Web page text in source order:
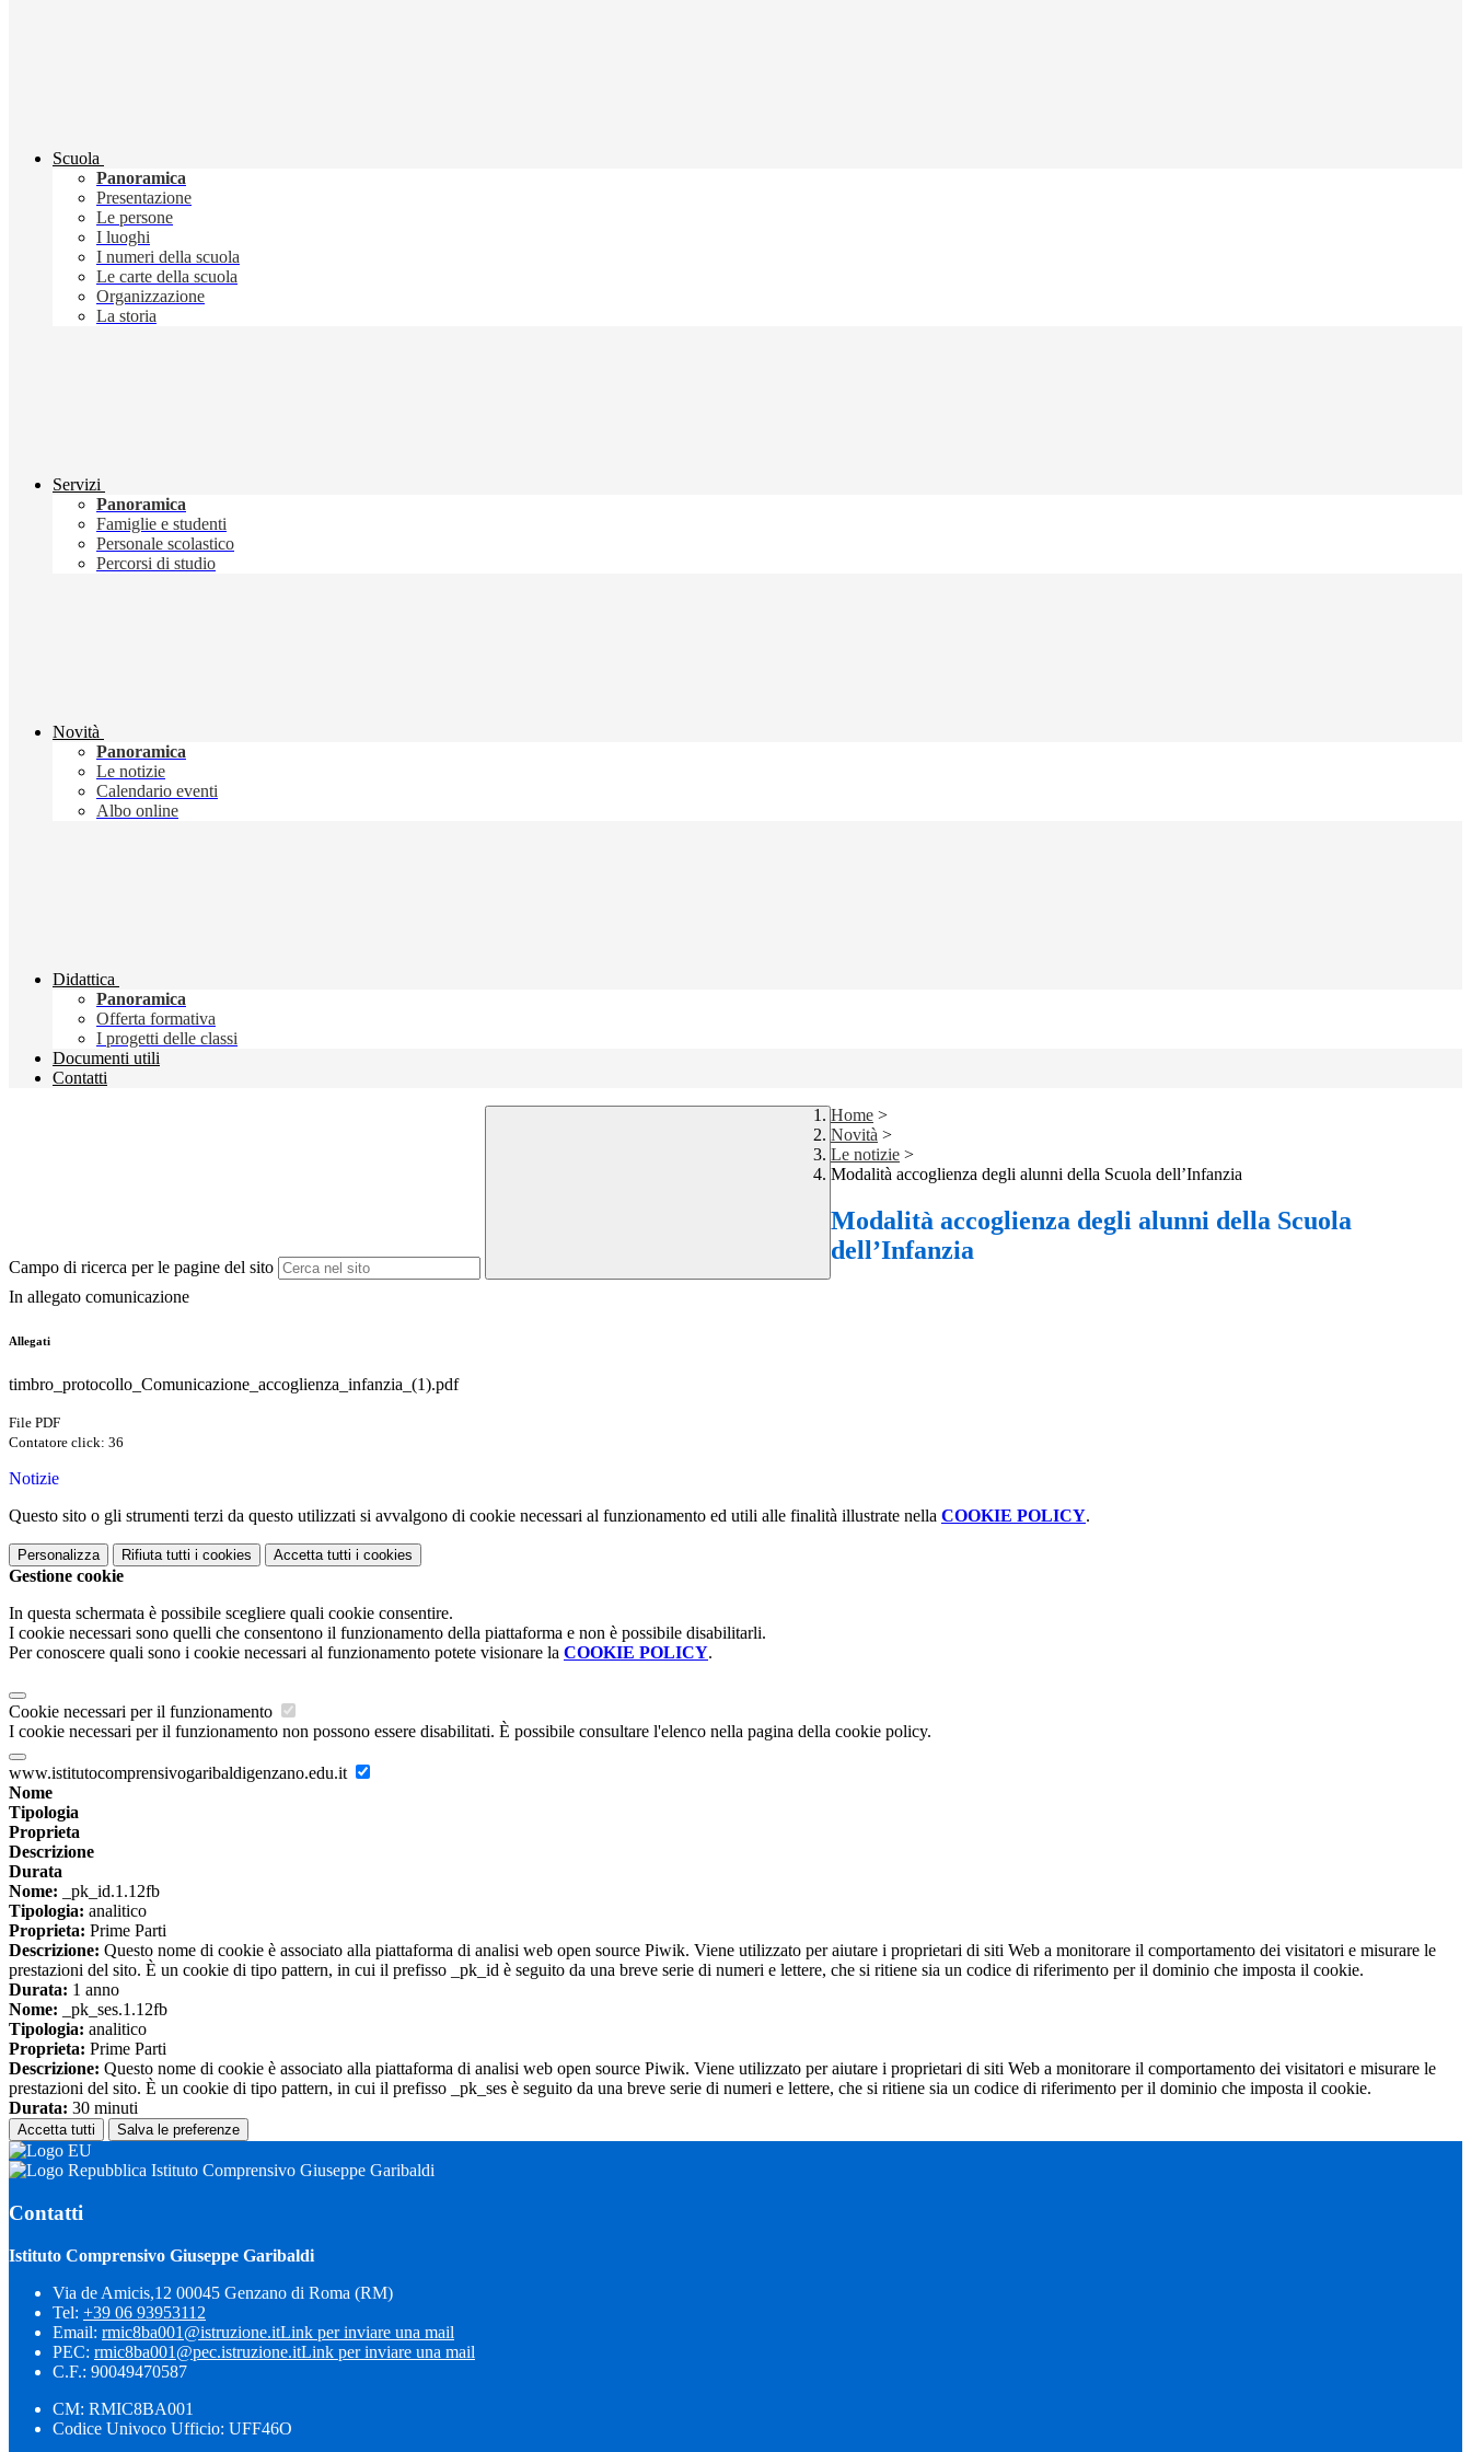
Scuola
Panoramica
Presentazione
Le persone
I luoghi
I numeri della scuola
Le carte della scuola
Organizzazione
La storia
Servizi
Panoramica
Famiglie e studenti
Personale scolastico
Percorsi di studio
Novità
Panoramica
Le notizie
Calendario eventi
Albo online
Didattica
Panoramica
Offerta formativa
I progetti delle classi
Documenti utili
Contatti
Campo di ricerca per le pagine del sito
Home >
Novità >
Le notizie >
Modalità accoglienza degli alunni della Scuola dell’Infanzia
Modalità accoglienza degli alunni della Scuola
dell’Infanzia
In allegato comunicazione
Allegati
timbro_protocollo_Comunicazione_accoglienza_infanzia_(1).pdf
File PDF
Contatore click: 36
Notizie
Questo sito o gli strumenti terzi da questo utilizzati si avvalgono di cookie necessari al funzionamento ed utili alle finalità illustrate nella COOKIE POLICY.
Personalizza Rifiuta tutti i cookies Accetta tutti i cookies
Gestione cookie
In questa schermata è possibile scegliere quali cookie consentire.
I cookie necessari sono quelli che consentono il funzionamento della piattaforma e non è possibile disabilitarli.
Per conoscere quali sono i cookie necessari al funzionamento potete visionare la COOKIE POLICY.
Cookie necessari per il funzionamento
I cookie necessari per il funzionamento non possono essere disabilitati. È possibile consultare l'elenco nella pagina della cookie policy.
www.istitutocomprensivogaribaldigenzano.edu.it
Nome
Tipologia
Proprieta
Descrizione
Durata
Nome: _pk_id.1.12fb
Tipologia: analitico
Proprieta: Prime Parti
Descrizione: Questo nome di cookie è associato alla piattaforma di analisi web open source Piwik. Viene utilizzato per aiutare i proprietari di siti Web a monitorare il comportamento dei visitatori e misurare le
prestazioni del sito. È un cookie di tipo pattern, in cui il prefisso _pk_id è seguito da una breve serie di numeri e lettere, che si ritiene sia un codice di riferimento per il dominio che imposta il cookie.
Durata: 1 anno
Nome: _pk_ses.1.12fb
Tipologia: analitico
Proprieta: Prime Parti
Descrizione: Questo nome di cookie è associato alla piattaforma di analisi web open source Piwik. Viene utilizzato per aiutare i proprietari di siti Web a monitorare il comportamento dei visitatori e misurare le
prestazioni del sito. È un cookie di tipo pattern, in cui il prefisso _pk_ses è seguito da una breve serie di numeri e lettere, che si ritiene sia un codice di riferimento per il dominio che imposta il cookie.
Durata: 30 minuti
Accetta tutti Salva le preferenze
Istituto Comprensivo Giuseppe Garibaldi
Contatti
Istituto Comprensivo Giuseppe Garibaldi
Via de Amicis,12 00045 Genzano di Roma (RM)
Tel: +39 06 93953112
Email: rmic8ba001@istruzione.itLink per inviare una mail
PEC: rmic8ba001@pec.istruzione.itLink per inviare una mail
C.F.: 90049470587
CM: RMIC8BA001
Codice Univoco Ufficio: UFF46O